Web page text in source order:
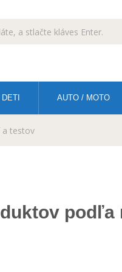
AUTO / MOTO
a testov